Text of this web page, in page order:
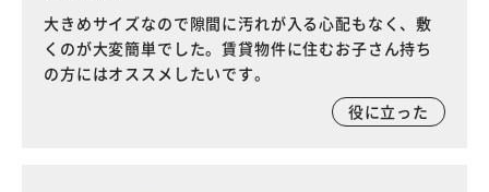
大きめサイズなので隙間に汚れが入る心配もなく、敷
くのが大変簡単でした。賃貸物件に住むお子さん持ち
の方にはオススメしたいです。
役に立った